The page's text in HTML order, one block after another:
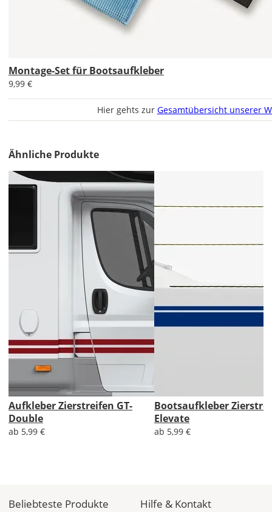
Montage-Set für Bootsaufkleber
9,99 €
Hier gehts zur Gesamtübersicht unserer
Ähnliche Produkte
Aufkleber Zierstreifen GT-
Double
ab 5,99 €
Bootsaufkleber
Elevate
ab 5,99 €
Beliebteste Produkte Hilfe & Kontakt